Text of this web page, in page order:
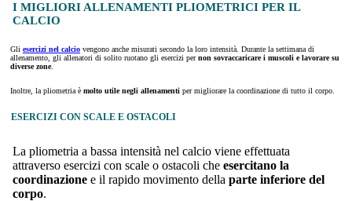
I MIGLIORI ALLENAMENTI PLIOMETRICI PER IL
CALCIO
Gli esercizi nel calcio vengono anche misurati secondo la loro intensità. Durante la settimana di
allenamento, gli allenatori di solito ruotano gli esercizi pernon sovraccaricare i muscoli e lavorare su
diverse zone.
Inoltre, la pliometria è molto utile negli allenamenti per migliorare la coordinazione di tutto il corpo.
ESERCIZI CON SCALE E OSTACOLI
La pliometria a bassa intensità nel calcio viene effettuata
attraverso esercizi con scale o ostacoli che esercitano la
coordinazione e il rapido movimento della parte inferiore del
corpo.